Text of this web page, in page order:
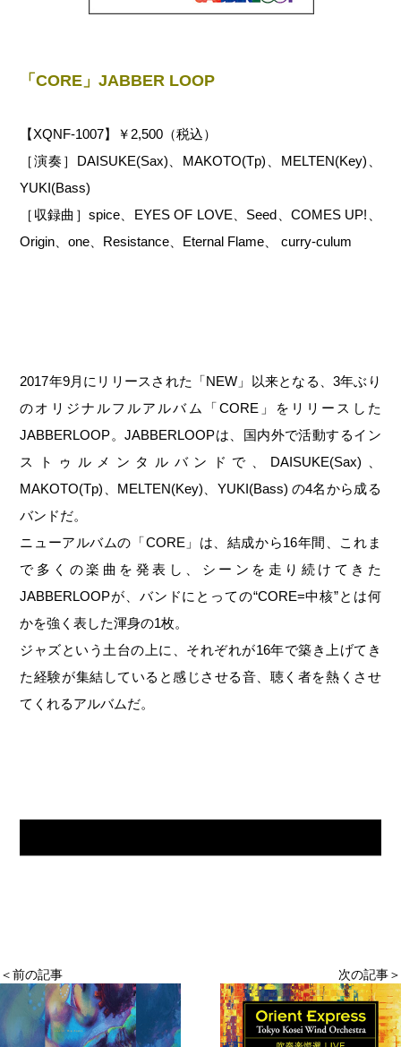
「CORE」JABBER LOOP
【XQNF-1007】￥2,500（税込）
［演奏］DAISUKE(Sax)、MAKOTO(Tp)、MELTEN(Key)、
YUKI(Bass)
［収録曲］spice、EYES OF LOVE、Seed、COMES UP!、
Origin、one、Resistance、Eternal Flame、 curry-culum
2017年9月にリリースされた「NEW」以来となる、3年ぶり
のオリジナルフルアルバム「CORE」をリリースした
JABBERLOOP。JABBERLOOPは、国内外で活動するイン
ストゥルメンタルバンドで、DAISUKE(Sax)、
MAKOTO(Tp)、MELTEN(Key)、YUKI(Bass) の4名から成る
バンドだ。
ニューアルバムの「CORE」は、結成から16年間、これま
で多くの楽曲を発表し、シーンを走り続けてきた
JABBERLOOPが、バンドにとっての“CORE=中核”とは何
かを強く表した渾身の1枚。
ジャズという土台の上に、それぞれが16年で築き上げてき
た経験が集結していると感じさせる音、聴く者を熱くさせ
てくれるアルバムだ。
＜前の記事 次の記事＞